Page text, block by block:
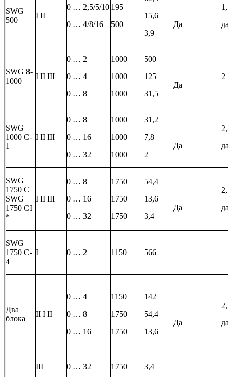
SWG
500
I II
0 … 2,5/5/10
0 … 4/8/16
195
500
15,6
3,9
Да
SWG 8-
1000
I II III
0 … 2
0 … 4
0 … 8
1000
1000
1000
500
125
31,5
Да
2
SWG
1000 C-
1
I II III
0 … 8
0 … 16
0 … 32
1000
1000
1000
31,2
7,8
2
Да
SWG
1750 C
SWG
1750 CI
*
I II III
0 … 8
0 … 16
0 … 32
1750
1750
1750
54,4
13,6
3,4
Да
SWG
1750 C-
4
I 0 … 2 1150 566
Два
блока
II I II
0 … 4
0 … 8
0 … 16
1150
1750
1750
142
54,4
13,6
Да
III 0 … 32 1750 3,4